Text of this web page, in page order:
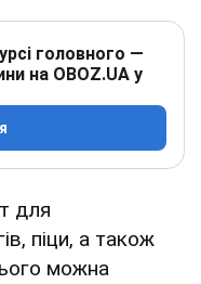
головного —
на OBOZ.UA у
для
піци, а також
можна